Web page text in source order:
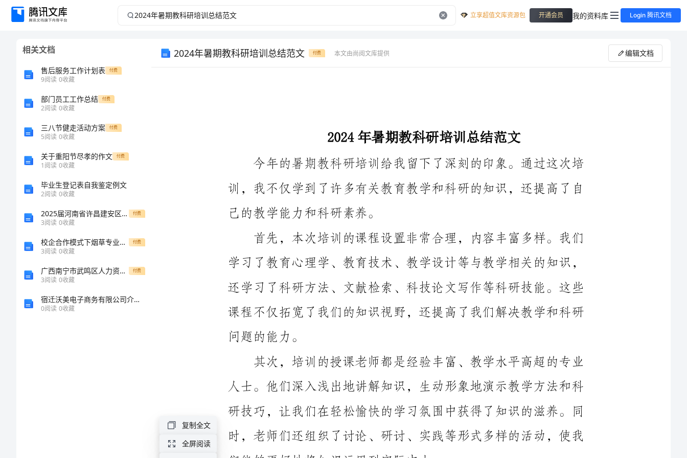
2024
2024
立享超值文库资源包 开通会员 我的资料库 Login 腾讯文档
相关文档
售后服务工作计划表 付费
9阅读 0收藏
部门员工工作总结 付费
2阅读 0收藏
三八节健走活动方案 付费
5阅读 0收藏
关于重阳节尽孝的作文 付费
1阅读 0收藏
毕业生登记表自我鉴定例文
2阅读 0收藏
2025届河南省许昌建安区四校联考化学高二上学期期末监测模拟试题含解析 付费
3阅读 0收藏
校企合作模式下烟草专业本科生人才培养体系构建大全[修改版] 付费
3阅读 0收藏
广西南宁市武鸣区人力资源和社会保障局公开招聘1人强化卷第3版 付费
3阅读 0收藏
宿迁沃美电子商务有限公司介绍企业发展分析报告
0阅读 0收藏
2024年暑期教科研培训总结范文 付费 本文由尚阅文库提供 编辑文档
动。在集体实践中，我和同学们一起设计和实施了一堂精彩的教
学活动，并通过反思和交流不断改进完善，取得了良好的教学效
今年的暑期教科研培训给我留下了深刻的印象。通过这次培
己的教学能力和科研素养。
首先，本次培训的课程设置非常合理，内容丰富多样。我们
问题的能力。
其次，培训的授课老师都是经验丰富、教学水平高超的专业
人士。他们深入浅出地讲解知识，生动形象地演示教学方法和科
们能够更好地将知识运用到实际中去。
再次，培训期间，我们还进行了多次集体和个人的实践活
复制全文
全屏阅读